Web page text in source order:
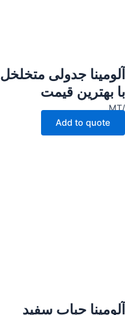
آلومینا جدولی متخلخل
با بهترین قیمت
/MT
Add to quote
آلومینا حباب سفید